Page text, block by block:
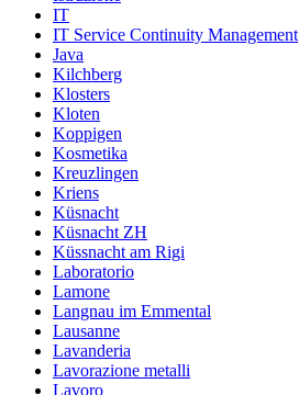
IT
IT Service Continuity Management
Java
Kilchberg
Klosters
Kloten
Koppigen
Kosmetika
Kreuzlingen
Kriens
Küsnacht
Küsnacht ZH
Küssnacht am Rigi
Laboratorio
Lamone
Langnau im Emmental
Lausanne
Lavanderia
Lavorazione metalli
Lavoro